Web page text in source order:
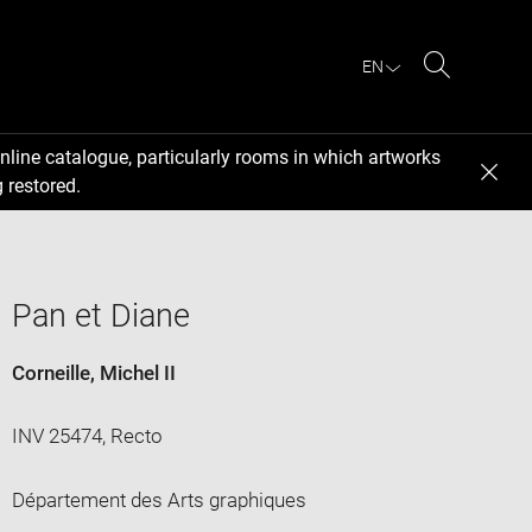
EN
catalogue, particularly rooms in which artworks
restored.
Pan et Diane
Corneille, Michel II
INV 25474, Recto
Département des Arts graphiques